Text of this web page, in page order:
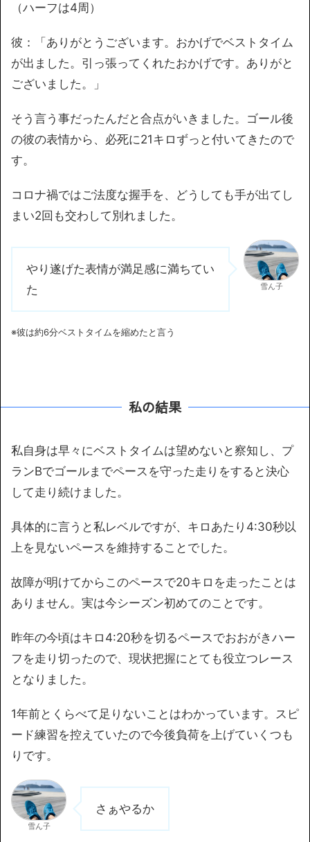
（ハーフは4周）
彼：「ありがとうございます。おかげでベストタイム
が出ました。引っ張ってくれたおかげです。ありがと
ございました。」
そう言う事だったんだと合点がいきました。ゴール後
の彼の表情から、必死に21キロずっと付いてきたので
す。
コロナ禍ではご法度な握手を、どうしても手が出てし
まい2回も交わして別れました。
やり遂げた表情が満足感に満ちてい
た
雪ん子
※彼は約6分ベストタイムを縮めたと言う
私の結果
私自身は早々にベストタイムは望めないと察知し、プ
ランBでゴールまでペースを守った走りをすると決心
して走り続けました。
具体的に言うと私レベルですが、キロあたり4:30秒以
上を見ないペースを維持することでした。
故障が明けてからこのペースで20キロを走ったことは
ありません。実は今シーズン初めてのことです。
昨年の今頃はキロ4:20秒を切るペースでおおがきハー
フを走り切ったので、現状把握にとても役立つレース
となりました。
1年前とくらべて足りないことはわかっています。スピ
ード練習を控えていたので今後負荷を上げていくつも
りです。
雪ん子
さぁやるか